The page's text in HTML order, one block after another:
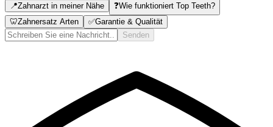
📍Zahnarzt in meiner Nähe ❓Wie funktioniert Top Teeth?
🦷Zahnersatz Arten ✅Garantie & Qualität
Senden